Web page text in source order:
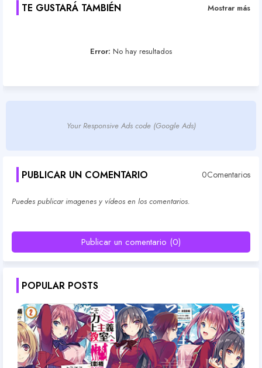
TE GUSTARÁ TAMBIÉN Mostrar más
Error: No hay resultados
Your Responsive Ads code (Google Ads)
PUBLICAR UN COMENTARIO 0Comentarios
Puedes publicar imagenes y vídeos en los comentarios.
Publicar un comentario (0)
POPULAR POSTS